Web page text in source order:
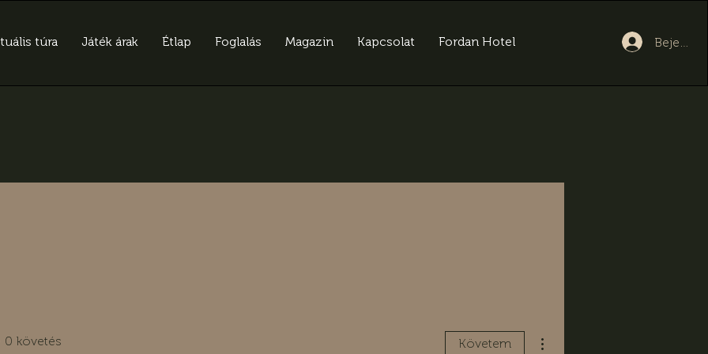
túra Játék árak Étlap Foglalás Magazin Kapcsolat Fordan Hotel
0 követés Követem